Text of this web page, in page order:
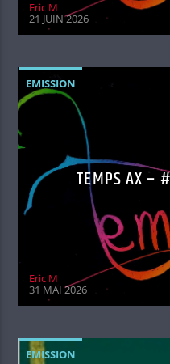
Eric M
21 JUIN 2026
EMISSION
TEMPS AX –
Eric M
31 MAI 2026
EMISSION